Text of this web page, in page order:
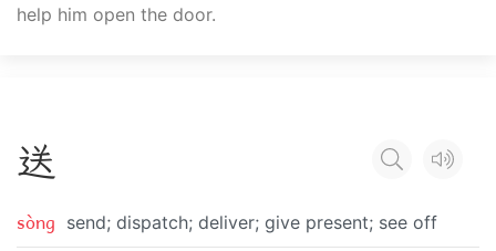
help him open the door.
送
sòng send; dispatch; deliver; give present; see off